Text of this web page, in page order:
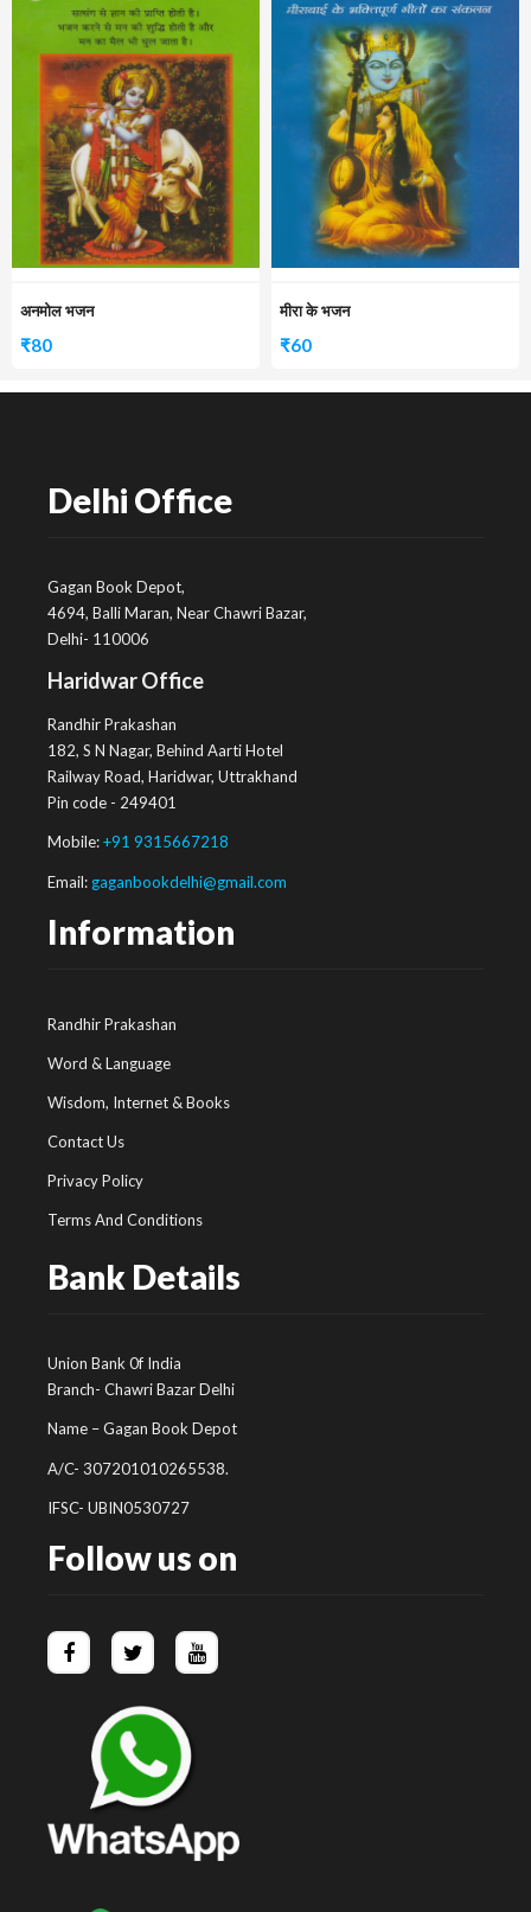
अनमोल भजन
₹80
मीरा के भजन
₹60
Delhi Office
Gagan Book Depot,
4694, Balli Maran, Near Chawri Bazar,
Delhi- 110006
Haridwar Office
Randhir Prakashan
182, S N Nagar, Behind Aarti Hotel
Railway Road, Haridwar, Uttrakhand
Pin code - 249401
Mobile:+91 9315667218
Email: gaganbookdelhi@gmail.com
Information
Randhir Prakashan
Word & Language
Wisdom, Internet & Books
Contact Us
Privacy Policy
Terms And Conditions
Bank Details
Union Bank 0f India
Branch- Chawri Bazar Delhi
Name – Gagan Book Depot
A/C- 307201010265538.
IFSC- UBIN0530727
Follow us on